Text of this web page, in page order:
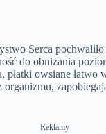
Serca pochwaliło
do obniżania
płatki owsiane łatwo
Reklamy